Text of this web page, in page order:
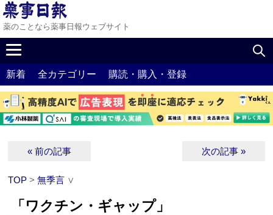
薬のことなら薬事日報ウェブサイト
新着 全カテゴリー 購読・購入・登録
« 前の記事 次の記事 »
TOP >無季言 ∨
「ワクチン・ギャップ」